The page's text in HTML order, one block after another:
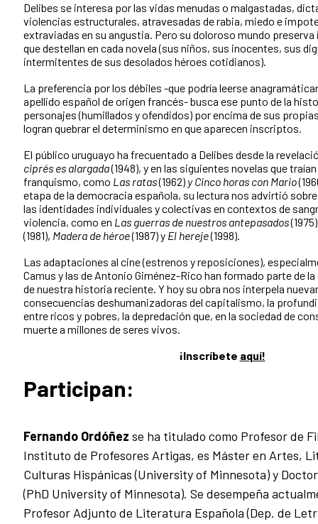
Delibes se interesa por las vidas menudas o malgastadas,
violencias estructurales, atravesadas de rabia, miedo e
extraviadas en su angustia. Pero su doloroso mundo
que destellan en cada novela (sus niños, sus inocentes, sus
intermitentes de sus desolados héroes cotidianos).
La preferencia por los débiles -que podría leerse
apellido español de origen francés- busca ese punto de la
personajes (humillados y ofendidos) por encima de sus
logran quebrar el determinismo en que aparecen inscriptos.
El público uruguayo ha frecuentado a Delibes desde la
ciprés es alargada(1948), y en las siguientes novelas que
franquismo, como Las ratas(1962) y Cinco horas con Mario
etapa de la democracia española, su lectura nos advirtió
las identidades individuales y colectivas en contextos de
violencia, como en Las guerras de nuestros antepasados(1975)
(1981), Madera de héroe(1987) y El hereje(1998).
Las adaptaciones al cine (estrenos y reposiciones),
Camus y las de Antonio Giménez-Rico han formado parte de
de nuestra historia reciente. Y hoy su obra nos interpela
consecuencias deshumanizadoras del capitalismo, la
entre ricos y pobres, la depredación que, en la sociedad de
muerte a millones de seres vivos.
¡Inscríbete aquí!
Participan:
Fernando Ordóñez se ha titulado como Profesor de
Instituto de Profesores Artigas, es Máster en Artes,
Culturas Hispánicas (University of Minnesota) y
(PhD University of Minnesota). Se desempeña
Profesor Adjunto de Literatura Española (Dep. de